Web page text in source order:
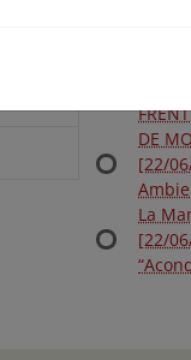
[16/
DE
[22/
La
[22/